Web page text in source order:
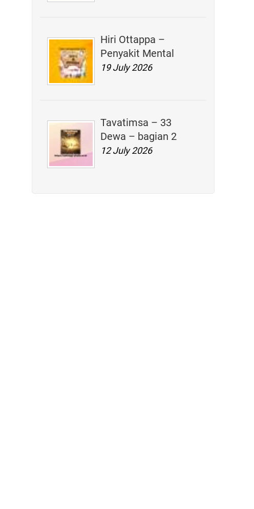
Hiri Ottappa –
Penyakit Mental
19 July 2026
Tavatimsa – 33
Dewa – bagian 2
12 July 2026